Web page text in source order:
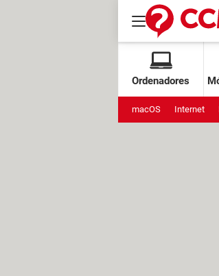
Ordenadores
macOS Internet